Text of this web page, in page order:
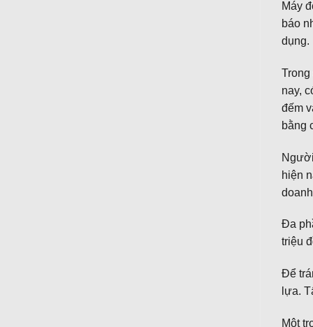
Máy
báo
dụng.
nay,
đếm
bằng
hiện
Đa
triệu
Để
lựa.
Một